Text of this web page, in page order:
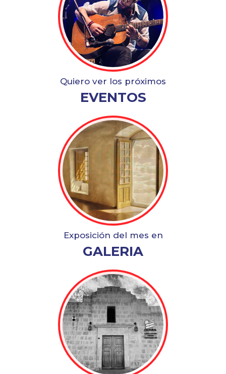
Quiero ver los próximos
EVENTOS
Exposición del mes en
GALERIA